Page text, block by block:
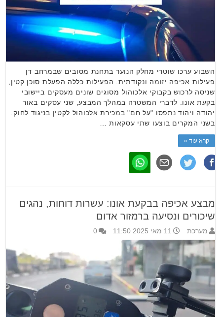
השבוע ערכו שוטרי מחלק הנוער בתחנת מסובים שבמרחב דן
פעילות אכיפה יזומה ונקודתית. הפעילות כללה הפעלת סוכן קטין,
שניסה לרכוש בקבוקי אלכוהול מסוגים שונים מעסקים ביישובי
בקעת אונו. לדברי המשטרה במהלך המבצע, שני עסקים באור
יהודה ויהוד נתפסו "על חם" במכירת אלכוהול לקטין בניגוד לחוק.
בשני המקרים בוצעו שתי עסקאות …
קרא עוד »
מבצע אכיפה בבקעת אונו: עשרות דוחות, נהגים
שיכורים ונסיעה ברמזור אדום
מערכת 11 מאי 2025 11:50 0